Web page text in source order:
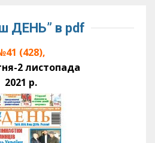
ДЕНЬ” в pdf
(428),
2 листопада
2021 р.